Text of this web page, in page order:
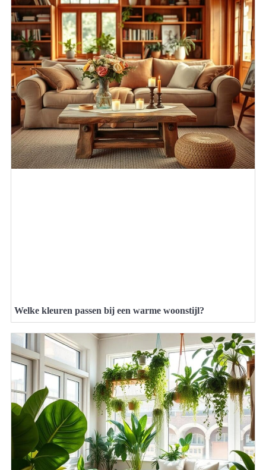
Welke kleuren passen bij een warme woonstijl?